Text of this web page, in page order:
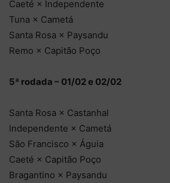
Caeté × Independente
Tuna × Cametá
Santa Rosa × Paysandu
Remo × Capitão Poço
5ª rodada – 01/02 e 02/02
Santa Rosa × Castanhal
Independente × Cametá
São Francisco × Águia
Caeté × Capitão Poço
Bragantino × Paysandu